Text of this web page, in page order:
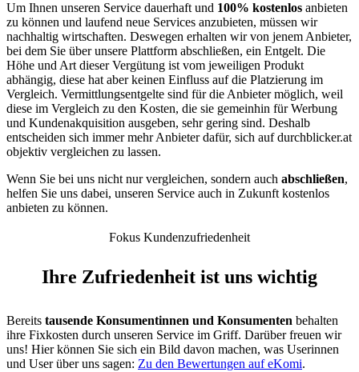
Um Ihnen unseren Service dauerhaft und 100% kostenlos anbieten
zu können und laufend neue Services anzubieten, müssen wir
nachhaltig wirtschaften. Deswegen erhalten wir von jenem Anbieter,
bei dem Sie über unsere Plattform abschließen, ein Entgelt. Die
Höhe und Art dieser Vergütung ist vom jeweiligen Produkt
abhängig, diese hat aber keinen Einfluss auf die Platzierung im
Vergleich. Vermittlungsentgelte sind für die Anbieter möglich, weil
diese im Vergleich zu den Kosten, die sie gemeinhin für Werbung
und Kundenakquisition ausgeben, sehr gering sind. Deshalb
entscheiden sich immer mehr Anbieter dafür, sich auf durchblicker.at
objektiv vergleichen zu lassen.
Wenn Sie bei uns nicht nur vergleichen, sondern auch abschließen,
helfen Sie uns dabei, unseren Service auch in Zukunft kostenlos
anbieten zu können.
Fokus Kundenzufriedenheit
Ihre Zufriedenheit ist uns wichtig
Bereits tausende Konsumentinnen und Konsumenten behalten
ihre Fixkosten durch unseren Service im Griff. Darüber freuen wir
uns! Hier können Sie sich ein Bild davon machen, was Userinnen
und User über uns sagen: Zu den Bewertungen auf eKomi.